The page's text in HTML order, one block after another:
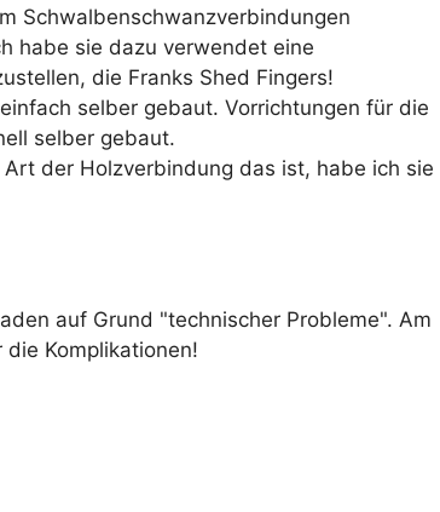
Schwalbenschwanzverbindungen
habe sie dazu verwendet eine
die Franks Shed Fingers!
selber gebaut. Vorrichtungen für die
selber gebaut.
der Holzverbindung das ist, habe ich sie
auf Grund "technischer Probleme". Am
Komplikationen!